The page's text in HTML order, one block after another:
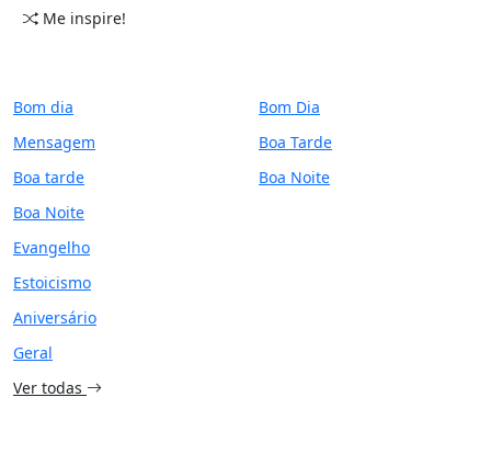
Me inspire!
Bom dia
Mensagem
Boa tarde
Boa Noite
Evangelho
Estoicismo
Aniversário
Geral
Ver todas
Bom Dia
Boa Tarde
Boa Noite